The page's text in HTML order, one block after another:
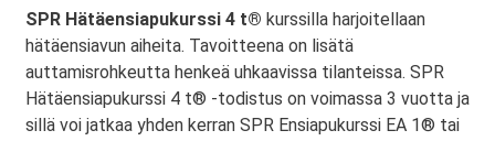
SPR Hätäensiapukurssi 4 t® kurssilla harjoitellaan
hätäensiavun aiheita. Tavoitteena on lisätä
auttamisrohkeutta henkeä uhkaavissa tilanteissa. SPR
Hätäensiapukurssi 4 t® -todistus on voimassa 3 vuotta ja
sillä voi jatkaa yhden kerran SPR Ensiapukurssi EA 1® tai